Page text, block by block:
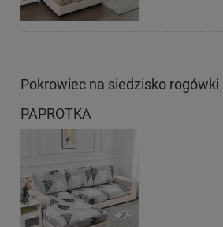
Pokrowiec na siedzisko rogówki
PAPROTKA